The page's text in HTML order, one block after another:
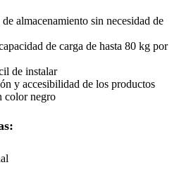
almacenamiento sin necesidad de
de carga de hasta 80 kg por
de instalar
y accesibilidad de los productos
color negro